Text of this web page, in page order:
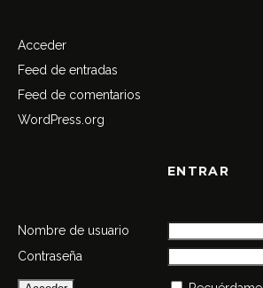
Acceder
Feed de entradas
Feed de comentarios
WordPress.org
ENTRAR
Nombre de usuario
Contraseña